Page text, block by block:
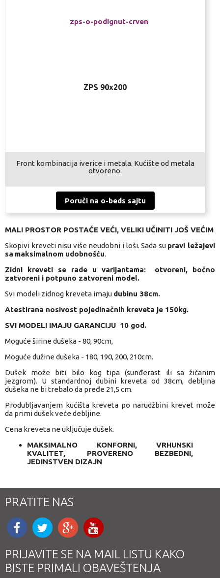
ZPS 90x200
Front kombinacija iverice i metala. Kućište od metala
otvoreno.
Poruči na o-beds sajtu
MALI PROSTOR POSTAĆE VEĆI, VELIKI UČINITI JOŠ VEĆIM
Skopivi kreveti nisu više neudobni i loši. Sada su pravi ležajevi
sa maksimalnom udobnošću.
Zidni kreveti se rade u varijantama:
otvoreni, bočno
zatvoreni i potpuno zatvoreni model.
Svi modeli zidnog kreveta imaju dubinu 38cm.
Atestirana nosivost pojedinačnih kreveta je 150kg.
SVI MODELI IMAJU GARANCIJU 10 god.
Moguće širine dušeka - 80, 90cm,
Moguće dužine dušeka - 180, 190, 200, 210cm.
Dušek može biti bilo kog tipa (sunđerast ili sa žičanim
jezgrom). U standardnoj dubini kreveta od 38cm, debljina
dušeka ne bi trebalo da pređe 21,5 cm.
Produbljavanjem kućišta kreveta po narudžbini krevet može
da primi dušek veće debljine.
Cena kreveta ne uključuje dušek.
MAKSIMALNO KONFORNI, VRHUNSKI
KVALITET, PROVERENO BEZBEDNI,
JEDINSTVEN DIZAJN
PRATITE NAS
PRIJAVITE SE NA MAIL LISTU KAKO
BISTE PRIMALI OBAVEŠTENJA